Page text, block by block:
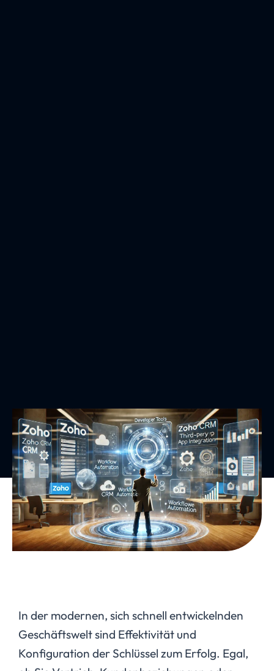
In der modernen, sich schnell entwickelnden
Geschäftswelt sind Effektivität und
Konfiguration der Schlüssel zum Erfolg. Egal,